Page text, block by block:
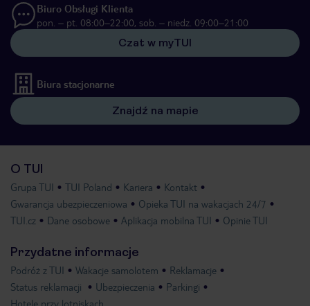
Biuro Obsługi Klienta
pon. – pt. 08:00–22:00, sob. – niedz. 09:00–21:00
Czat w myTUI
Biura stacjonarne
Znajdź na mapie
O TUI
Grupa TUI TUI Poland Kariera
Kontakt
Gwarancja ubezpieczeniowa
Opieka TUI na wakacjach 24/7
TUI.cz
Dane osobowe Aplikacja mobilna TUI Opinie TUI
Przydatne informacje
Podróż z TUI Wakacje samolotem
Reklamacje
Status reklamacji
Ubezpieczenia
Parkingi
Hotele przy lotniskach